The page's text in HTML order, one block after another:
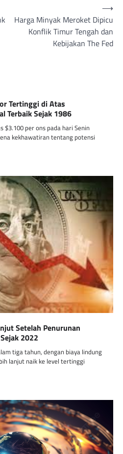
Harga Minyak Meroket Dipicu
Konflik Timur Tengah dan
Kebijakan The Fed
⟶
Tertinggi di Atas
Terbaik Sejak 1986
$3.100 per ons pada hari Senin
kekhawatiran tentang potensi
Setelah Penurunan
2022
tiga tahun, dengan biaya lindung
lanjut naik ke level tertinggi